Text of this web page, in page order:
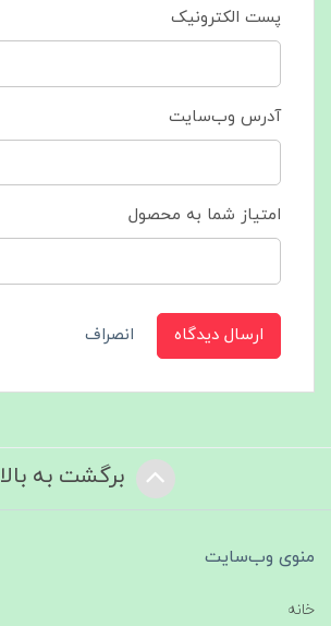
پست الکترونیک
آدرس وب‌سایت
امتیاز شما به محصول
ارسال دیدگاه انصراف
برگشت به بالا
منوی وب‌سایت
خانه